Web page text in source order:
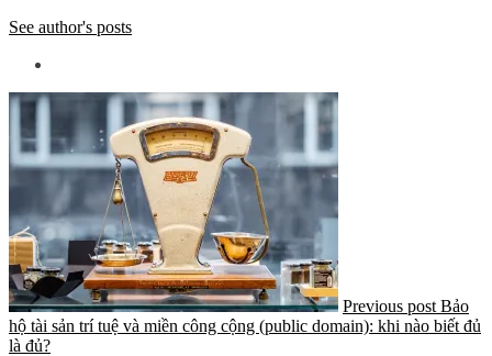
See author's posts
Previous post Bảo
hộ tài sản trí tuệ và miền công cộng (public domain): khi nào biết đủ
là đủ?